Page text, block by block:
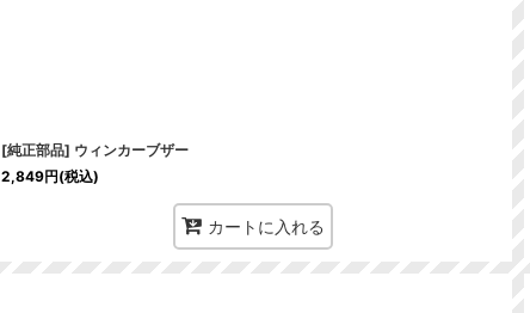
[純正部品] ウィンカーブザー
2,849円(税込)
カートに入れる